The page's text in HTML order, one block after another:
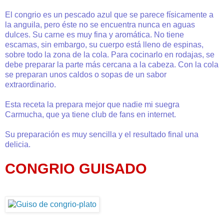
El congrio es un pescado azul que se parece físicamente a
la anguila, pero éste no se encuentra nunca en aguas
dulces. Su carne es muy fina y aromática. No tiene
escamas, sin embargo, su cuerpo está lleno de espinas,
sobre todo la zona de la cola. Para cocinarlo en rodajas, se
debe preparar la parte más cercana a la cabeza. Con la cola
se preparan unos caldos o sopas de un sabor
extraordinario.
Esta receta la prepara mejor que nadie mi suegra
Carmucha, que ya tiene club de fans en internet.
Su preparación es muy sencilla y el resultado final una
delicia.
CONGRIO GUISADO